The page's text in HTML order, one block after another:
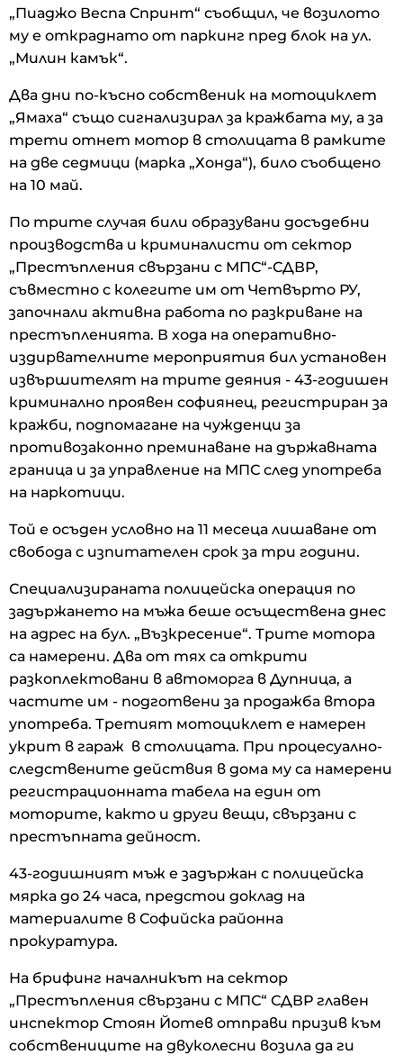
„Пиаджо Веспа Спринт“ съобщил, че возилото
му е откраднато от паркинг пред блок на ул.
„Милин камък“.
Два дни по-късно собственик на мотоциклет
„Ямаха“ също сигнализирал за кражбата му, а за
трети отнет мотор в столицата в рамките
на две седмици (марка „Хонда“), било съобщено
на 10 май.
По трите случая били образувани досъдебни
производства и криминалисти от сектор
„Престъпления свързани с МПС“-СДВР,
съвместно с колегите им от Четвърто РУ,
започнали активна работа по разкриване на
престъпленията. В хода на оперативно-
издирвателните мероприятия бил установен
извършителят на трите деяния - 43-годишен
криминално проявен софиянец, регистриран за
кражби, подпомагане на чужденци за
противозаконно преминаване на държавната
граница и за управление на МПС след употреба
на наркотици.
Той е осъден условно на 11 месеца лишаване от
свобода с изпитателен срок за три години.
Специализираната полицейска операция по
задържането на мъжа беше осъществена днес
на адрес на бул. „Възкресение“. Трите мотора
са намерени. Два от тях са открити
разкоплектовани в автоморга в Дупница, а
частите им - подготвени за продажба втора
употреба. Третият мотоциклет е намерен
укрит в гараж в столицата. При процесуално-
следствените действия в дома му са намерени
регистрационната табела на един от
моторите, както и други вещи, свързани с
престъпната дейност.
43-годишният мъж е задържан с полицейска
мярка до 24 часа, предстои доклад на
материалите в Софийска районна
прокуратура.
На брифинг началникът на сектор
„Престъпления свързани с МПС“ СДВР главен
инспектор Стоян Йотев отправи призив към
собствениците на двуколесни возила да ги